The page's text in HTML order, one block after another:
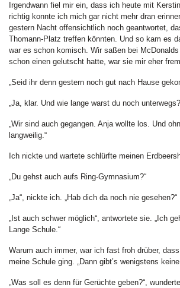
Irgendwann fiel mir ein, dass ich heute mit
richtig konnte ich mich gar nicht mehr dran
gestern Nacht offensichtlich noch geantwortet,
Thomann-Platz treffen könnten. Und so kam es
war es schon komisch. Wir saßen bei
schon einen gelutscht hatte, war sie mir eher
„Seid ihr denn gestern noch gut nach Hause
„Ja, klar. Und wie lange warst du noch
„Wir sind auch gegangen. Anja wollte los. Und
langweilig.“
Ich nickte und wartete schlürfte meinen
„Du gehst auch aufs Ring-Gymnasium?“
„Ja“, nickte ich. „Hab dich da noch nie gesehen?“
„Ist auch schwer möglich“, antwortete sie. „Ich
Lange Schule.“
Warum auch immer, war ich fast froh drüber,
meine Schule ging. „Dann gibt’s wenigstens
„Was soll es denn für Gerüchte geben?“,